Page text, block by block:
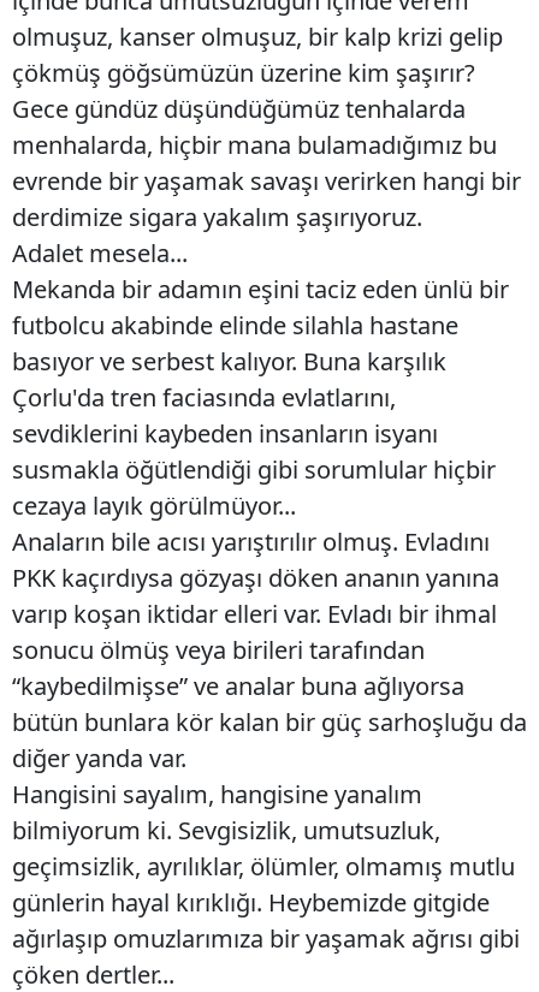
olmuşuz, kanser olmuşuz, bir kalp krizi gelip
çökmüş göğsümüzün üzerine kim şaşırır?
Gece gündüz düşündüğümüz tenhalarda
menhalarda, hiçbir mana bulamadığımız bu
evrende bir yaşamak savaşı verirken hangi bir
derdimize sigara yakalım şaşırıyoruz.
Adalet mesela...
Mekanda bir adamın eşini taciz eden ünlü bir
futbolcu akabinde elinde silahla hastane
basıyor ve serbest kalıyor. Buna karşılık
Çorlu'da tren faciasında evlatlarını,
sevdiklerini kaybeden insanların isyanı
susmakla öğütlendiği gibi sorumlular hiçbir
cezaya layık görülmüyor...
Anaların bile acısı yarıştırılır olmuş. Evladını
PKK kaçırdıysa gözyaşı döken ananın yanına
varıp koşan iktidar elleri var. Evladı bir ihmal
sonucu ölmüş veya birileri tarafından
“kaybedilmişse” ve analar buna ağlıyorsa
bütün bunlara kör kalan bir güç sarhoşluğu da
diğer yanda var.
Hangisini sayalım, hangisine yanalım
bilmiyorum ki. Sevgisizlik, umutsuzluk,
geçimsizlik, ayrılıklar, ölümler, olmamış mutlu
günlerin hayal kırıklığı. Heybemizde gitgide
ağırlaşıp omuzlarımıza bir yaşamak ağrısı gibi
çöken dertler...